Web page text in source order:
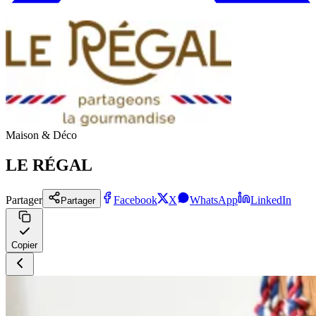
Maison & Déco
LE RÉGAL
Partager Partager Facebook X WhatsApp LinkedIn
Copier